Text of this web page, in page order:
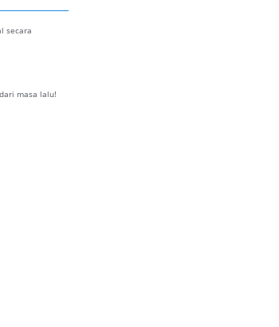
secara
masa lalu!